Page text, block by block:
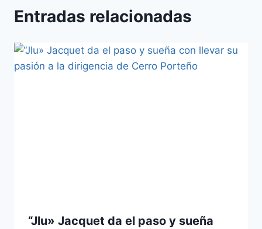
Entradas relacionadas
“Jlu» Jacquet da el paso y sueña